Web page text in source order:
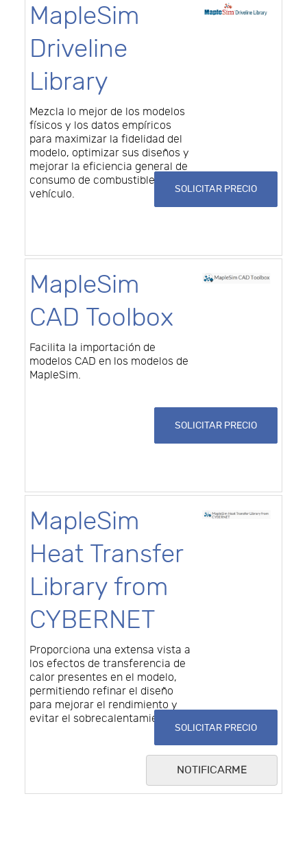
MapleSim
Driveline
Library
Mezcla lo mejor de los modelos
físicos y los datos empíricos
para maximizar la fidelidad del
modelo, optimizar sus diseños y
mejorar la eficiencia general de
consumo de combustible del
vehículo.
SOLICITAR PRECIO
MapleSim
CAD Toolbox
Facilita la importación de
modelos CAD en los modelos de
MapleSim.
SOLICITAR PRECIO
MapleSim
Heat Transfer
Library from
CYBERNET
Proporciona una extensa vista a
los efectos de transferencia de
calor presentes en el modelo,
permitiendo refinar el diseño
para mejorar el rendimiento y
evitar el sobrecalentamiento.
SOLICITAR PRECIO
NOTIFICARME